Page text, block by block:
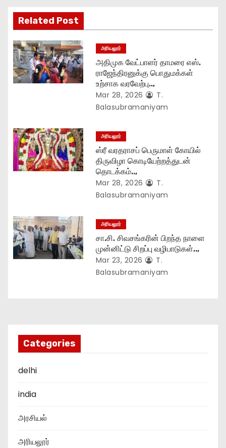
g
a
t
i
n
Related Post
அரியலூர்
அதிமுக வேட்பாளர் தாமரை எஸ்.
ராஜேந்திரனுக்கு பொதுமக்கள்
உற்சாக வரவேற்பு..,
Mar 28, 2026
T.
Balasubramaniyam
அரியலூர்
ஸ்ரீ வரதராசப் பெருமாள் கோயில்
திருவிழா கொடியேற்றத்துடன்
தொடக்கம்..,
Mar 28, 2026
T.
Balasubramaniyam
அரியலூர்
சா.சி. சிவசங்கரின் பிறந்த நாளை
முன்னிட்டு சிறப்பு வழிபாடுகள்..,
Mar 23, 2026
T.
Balasubramaniyam
Categories
delhi
india
அரசியல்
அரியலூர்